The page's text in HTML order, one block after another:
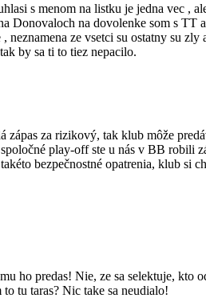
s menom na listku je jedna vec ,
Donovaloch na dovolenke som s
neznamena ze vsetci su ostatny su
by sa ti to tiez nepacilo.
za rizikový, tak klub môže
play-off ste u nás v BB robili
bezpečnostné opatrenia, klub
ho predas! Nie, ze sa selektuje, kto
tu taras? Nic take sa neudialo!